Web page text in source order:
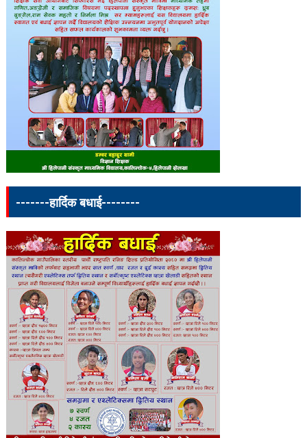
-------हार्दिक बधाई--------